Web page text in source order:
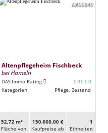
DA00640
Altenpflegeheim Fischbeck
bei Hameln
DAS Immo Rating
Kategorien
Pflege, Bestand
52,72 m²
Fläche von
150.000,00 €
Kaufpreise ab
1
Ein­heiten